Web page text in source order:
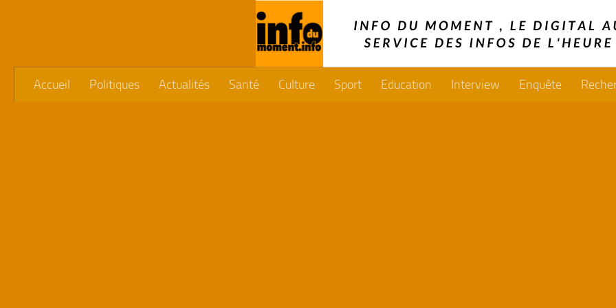
Accueil Politiques Actualités Santé Culture Sport Education Interview Enquête